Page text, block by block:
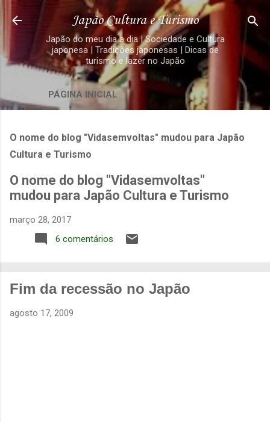
Pular para o conteúdo principal
Japão Cultura e Turismo
Japão do meu dia a dia | Sociedade e Cultura
japonesa | Tradições japonesas | Dicas de
turismo e lazer no Japão
PÁGINA INICIAL
O nome do blog "Vidasemvoltas" mudou para Japão
Cultura e Turismo
O nome do blog "Vidasemvoltas"
mudou para Japão Cultura e Turismo
março 28, 2017
6 comentários
Fim da recessão no Japão
agosto 17, 2009